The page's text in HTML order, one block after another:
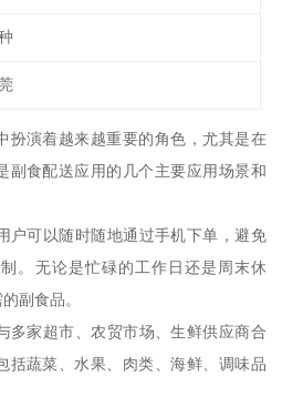
扮演着越来越重要的角色，尤其是在
副食配送应用的几个主要应用场景和
户可以随时随地通过手机下单，避免
。无论是忙碌的工作日还是周末休
副食品。
多家超市、农贸市场、生鲜供应商合
括蔬菜、水果、肉类、海鲜、调味品